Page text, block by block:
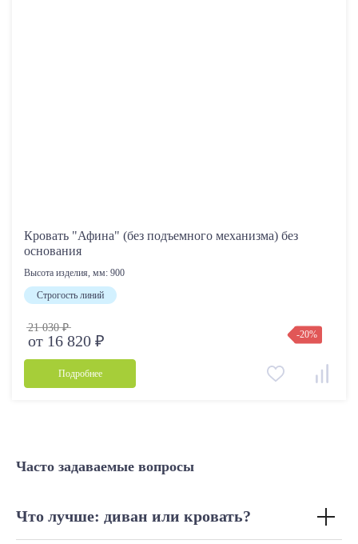
Кровать "Афина" (без подъемного механизма) без
основания
Высота изделия, мм:900
Строгость линий
21 030 ₽
от 16 820 ₽ -20%
Подробнее
Часто задаваемые вопросы
Что лучше: диван или кровать?